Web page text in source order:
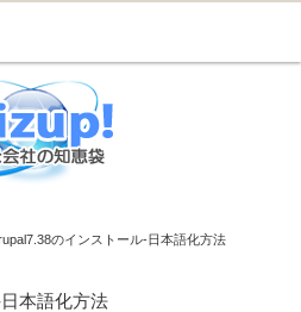
のインストール-日本語化方法
本語化方法